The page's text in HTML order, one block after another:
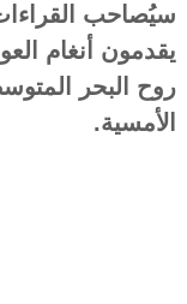
سيُصاحب
يقدمون أنغام
روح البحر
الأمسية.